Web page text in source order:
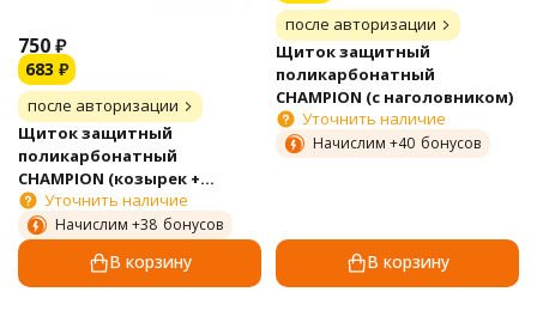
750₽
683 ₽
после авторизации
Щиток защитный
поликарбонатный
CHAMPION (козырек +
щиток)
Уточнить наличие
Начислим +38 бонусов
В корзину
после авторизации
Щиток защитный
поликарбонатный
CHAMPION (с наголовником)
Уточнить наличие
Начислим +40 бонусов
В корзину